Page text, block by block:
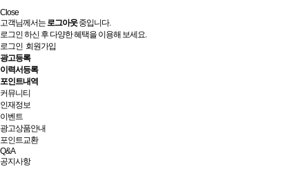
Close
고객님께서는로그아웃중입니다.
로그인 하신 후 다양한 혜택을 이용해 보세요.
로그인 회원가입
광고등록
이력서등록
포인트내역
커뮤니티
인재정보
이벤트
광고상품안내
포인트교환
Q&A
공지사항